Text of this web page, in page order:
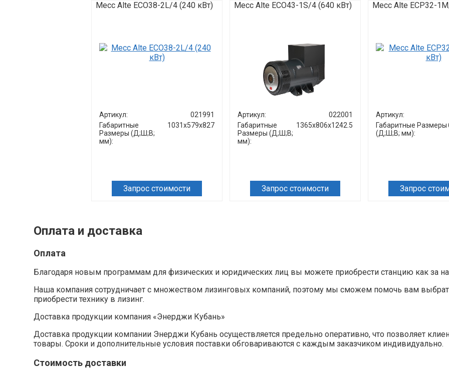
Mecc Alte ECO38-2L/4 (240 кВт)
Артикул:
021991
Габаритные
Размеры (Д;Ш;В;
мм):
1031х579х827
Запрос стоимости
Mecc Alte ECO43-1S/4 (640 кВт)
Артикул:
022001
Габаритные
Размеры (Д;Ш;В;
мм):
1365х806х1242.5
Запрос стоимости
Mecc Alte ECP32-
Артикул:
Габаритные Размеры
(Д;Ш;В; мм):
Запрос
Оплата и доставка
Оплата
Благодаря новым программам для физических и юридических лиц вы можете приобрести станцию как за
Наша компания сотрудничает с множеством лизинговых компаний, поэтому мы сможем помочь вам
приобрести технику в лизинг.
Доставка продукции компания «Энерджи Кубань»
Доставка продукции компании Энерджи Кубань осуществляется предельно оперативно, что позволяет
товары. Сроки и дополнительные условия поставки обговариваются с каждым заказчиком индивидуально.
Стоимость доставки